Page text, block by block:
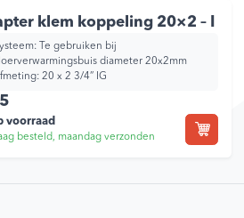
klem koppeling 20×2 – I
Te gebruiken bij
diameter 20x2mm
20 x 2 3/4” IG
voorraad
besteld, maandag verzonden